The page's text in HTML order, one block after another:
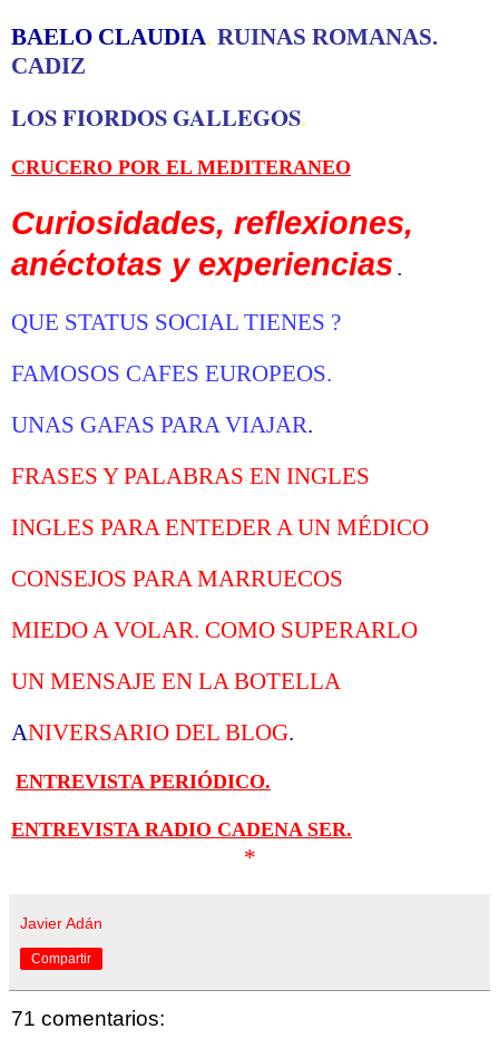
BAELO CLAUDIA. RUINAS ROMANAS.
CADIZ
LOS FIORDOS GALLEGOS.
CRUCERO POR EL MEDITERANEO
Curiosidades, reflexiones,
anéctotas y experiencias .
QUE STATUS SOCIAL TIENES ?
FAMOSOS CAFES EUROPEOS.
UNAS GAFAS PARA VIAJAR.
FRASES Y PALABRAS EN INGLES
INGLES PARA ENTEDER A UN MÉDICO
CONSEJOS PARA MARRUECOS
MIEDO A VOLAR. COMO SUPERARLO
UN MENSAJE EN LA BOTELLA
ANIVERSARIO DEL BLOG.
ENTREVISTA PERIÓDICO.
ENTREVISTA RADIO CADENA SER.
*
Javier Adán
Compartir
71 comentarios: